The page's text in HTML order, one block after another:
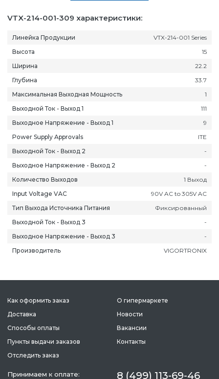
VTX-214-001-309 характеристики:
Линейка Продукции
VTX-214-001 Series
Высота
15
Ширина
22.2
Глубина
33.7
Максимальная Выходная Мощность
1
Выходной Ток - Выход 1
111
Выходное Напряжение - Выход 1
9
Power Supply Approvals
ITE
Выходной Ток - Выход 2
-
Выходное Напряжение - Выход 2
-
Количество Выходов
1 Выход
Input Voltage VAC
90V AC to 305V AC
Тип Выхода Источника Питания
Фиксированный
Выходной Ток - Выход 3
-
Выходное Напряжение - Выход 3
-
Производитель
VIGORTRONIX
Как оформить заказ
Доставка
Способы оплаты
Пункты выдачи заказов
Отследить заказ
О гипермаркете
Новости
Вакансии
Контакты
Принимаем к оплате: 8 (499) 113-69-46